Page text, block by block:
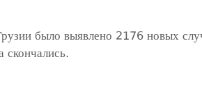
было выявлено 2176 новых
скончались.